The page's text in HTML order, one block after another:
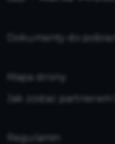
Dokumenty do
Mapa strony
Jak zostać partnerem
Regulamin